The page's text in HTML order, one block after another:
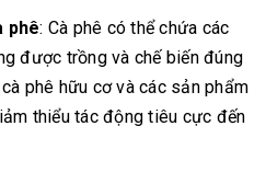
phê: Cà phê có thể chứa các
được trồng và chế biến đúng
phê hữu cơ và các sản phẩm
thiểu tác động tiêu cực đến